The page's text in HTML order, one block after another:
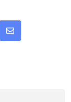
Share